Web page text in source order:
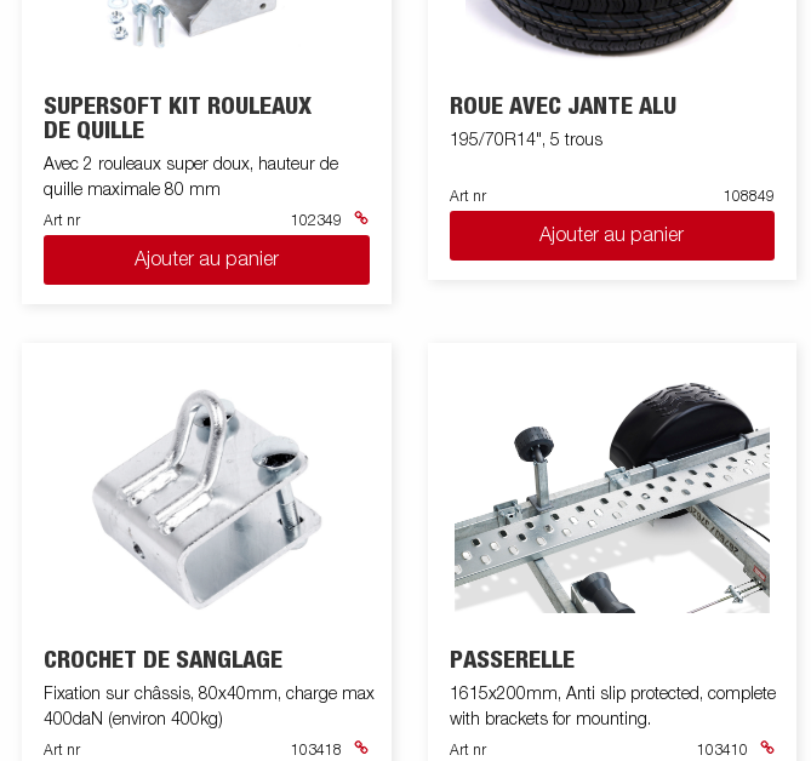
SUPERSOFT KIT ROULEAUX
DE QUILLE
Avec 2 rouleaux super doux, hauteur de
quille maximale 80 mm
Art nr 102349
Ajouter au panier
ROUE AVEC JANTE ALU
195/70R14", 5 trous
Art nr 108849
Ajouter au panier
CROCHET DE SANGLAGE
Fixation sur châssis, 80x40mm, charge max
400daN (environ 400kg)
Art nr 103418
PASSERELLE
1615x200mm, Anti slip protected, complete
with brackets for mounting.
Art nr 103410